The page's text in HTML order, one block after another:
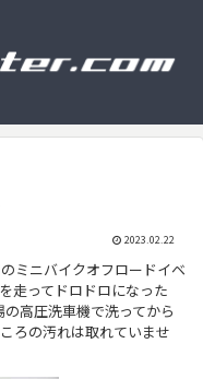
2023.02.22
ミニバイクオフロードイベ
走ってドロドロになった
高圧洗車機で洗ってから
ろの汚れは取れていませ